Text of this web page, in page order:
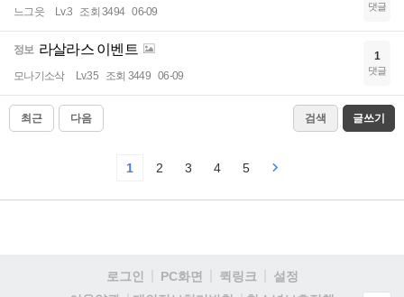
느그읏 Lv.3 조회 3494 06-09 댓글
정보 라살라스 이벤트
모나기소삭 Lv.35 조회 3449 06-09
1
댓글
최근 다음 검색 글쓰기
1 2 3 4 5
로그인 PC화면 퀵링크
설정